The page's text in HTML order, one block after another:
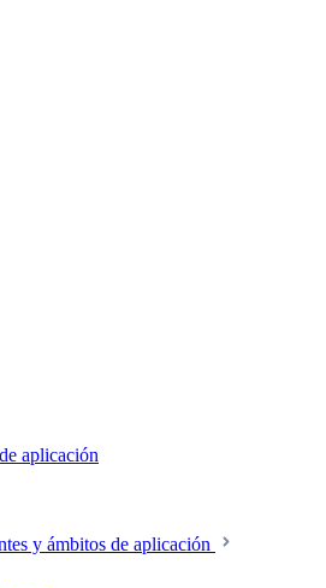
aplicación
y ámbitos de aplicación